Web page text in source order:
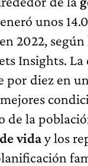
unos
2022,
Insights.
diez en
de la
viday los